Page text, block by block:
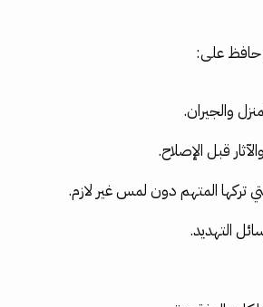
حافظ على:
والجيران.
قبل الإصلاح.
تركها المتهم دون لمس غير لازم.
التهديد.